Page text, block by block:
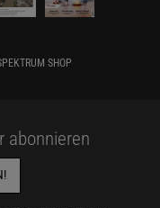
SHOP
abonnieren